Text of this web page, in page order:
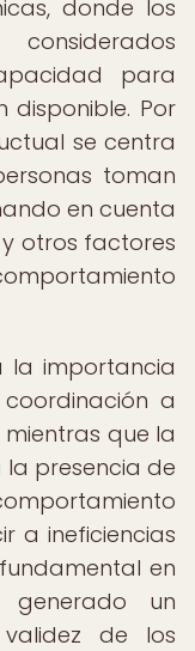
donde los
para
Por
se centra
toman
en cuenta
otros factores
la importancia
a
que la
presencia de
a ineficiencias
en
un
de los